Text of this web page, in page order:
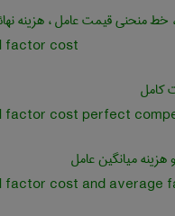
خط منحنی قیمت عامل ، هزینه
factor cost
کامل
factor cost perfect
هزینه میانگین عامل
factor cost and average